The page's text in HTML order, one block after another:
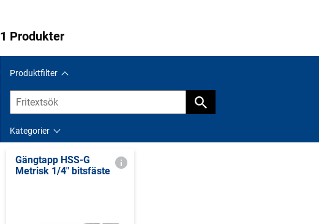
1 Produkter
Produktfilter
Kategorier
Gängtapp HSS-G
Metrisk 1/4" bitsfäste